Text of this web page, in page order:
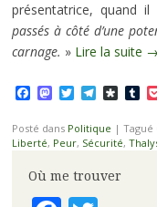
présentatrice, quand
passés à côté d’une
carnage. » Lire la suite →
Facebook
Mastodon
Twitter
Posté dans Politique | Tagué
Liberté, Peur, Sécurité,
Où me trouver